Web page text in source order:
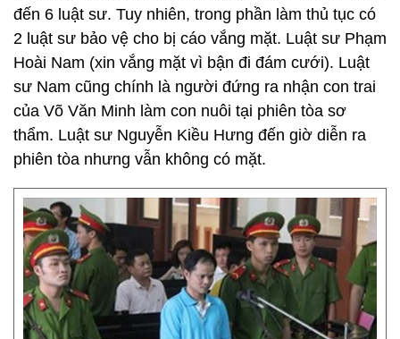
đến 6 luật sư. Tuy nhiên, trong phần làm thủ tục có
2 luật sư bảo vệ cho bị cáo vắng mặt. Luật sư Phạm
Hoài Nam (xin vắng mặt vì bận đi đám cưới). Luật
sư Nam cũng chính là người đứng ra nhận con trai
của Võ Văn Minh làm con nuôi tại phiên tòa sơ
thẩm. Luật sư Nguyễn Kiều Hưng đến giờ diễn ra
phiên tòa nhưng vẫn không có mặt.